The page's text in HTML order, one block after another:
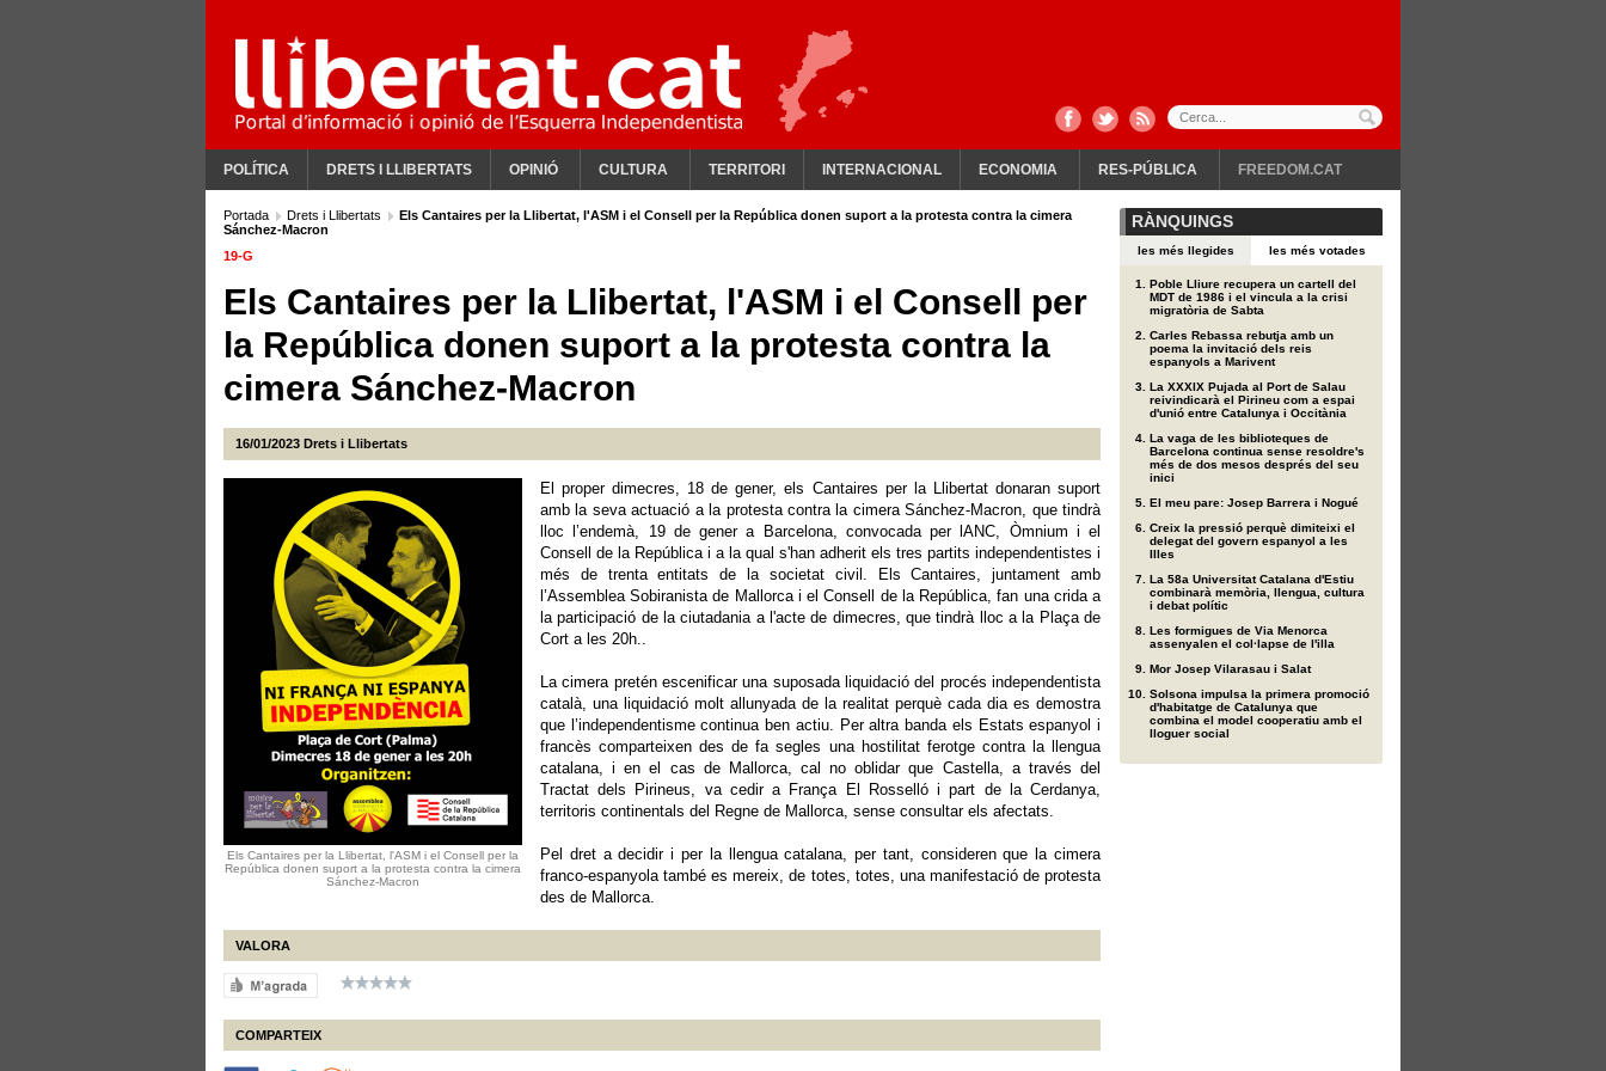
POLÍTICA DRETS I LLIBERTATS OPINIÓ CULTURA TERRITORI INTERNACIONAL ECONOMIA RES-PÚBLICA FREEDOM.CAT
Portada Drets i Llibertats
Els Cantaires per la Llibertat, l'ASM i el Consell per la República donen suport a la protesta contra la cimera
Sánchez-Macron
19-G
Els Cantaires per la Llibertat, l'ASM i el Consell per
la República donen suport a la protesta contra la
cimera Sánchez-Macron
16/01/2023 Drets i Llibertats
Els Cantaires per la Llibertat, l'ASM i el Consell per la
República donen suport a la protesta contra la cimera
Sánchez-Macron
El proper dimecres, 18 de gener, els Cantaires per la Llibertat donaran suport
amb la seva actuació a la protesta contra la cimera Sánchez-Macron, que tindrà
lloc l’endemà, 19 de gener a Barcelona, convocada per lANC, Òmnium i el
Consell de la República i a la qual s'han adherit els tres partits independentistes i
més de trenta entitats de la societat civil. Els Cantaires, juntament amb
l’Assemblea Sobiranista de Mallorca i el Consell de la República, fan una crida a
la participació de la ciutadania a l'acte de dimecres, que tindrà lloc a la Plaça de
Cort a les 20h..
La cimera pretén escenificar una suposada liquidació del procés independentista
català, una liquidació molt allunyada de la realitat perquè cada dia es demostra
que l’independentisme continua ben actiu. Per altra banda els Estats espanyol i
francès comparteixen des de fa segles una hostilitat ferotge contra la llengua
catalana, i en el cas de Mallorca, cal no oblidar que Castella, a través del
Tractat dels Pirineus, va cedir a França El Rosselló i part de la Cerdanya,
territoris continentals del Regne de Mallorca, sense consultar els afectats.
Pel dret a decidir i per la llengua catalana, per tant, consideren que la cimera
franco-espanyola també es mereix, de totes, totes, una manifestació de protesta
des de Mallorca.
VALORA
COMPARTEIX
RÀNQUINGS
les més llegides les més votades
Poble Lliure recupera un cartell del
MDT de 1986 i el vincula a la crisi
migratòria de Sabta
Carles Rebassa rebutja amb un
poema la invitació dels reis
espanyols a Marivent
La XXXIX Pujada al Port de Salau
reivindicarà el Pirineu com a espai
d'unió entre Catalunya i Occitània
La vaga de les biblioteques de
Barcelona continua sense resoldre's
més de dos mesos després del seu
inici
El meu pare: Josep Barrera i Nogué
Creix la pressió perquè dimiteixi el
delegat del govern espanyol a les
Illes
La 58a Universitat Catalana d'Estiu
combinarà memòria, llengua, cultura
i debat polític
Les formigues de Via Menorca
assenyalen el col·lapse de l'illa
Mor Josep Vilarasau i Salat
Solsona impulsa la primera promoció
d'habitatge de Catalunya que
combina el model cooperatiu amb el
lloguer social